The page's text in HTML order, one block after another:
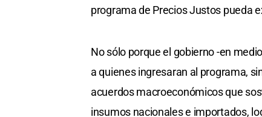
programa de Precios Justos pueda
No sólo porque el gobierno -en
a quienes ingresaran al programa,
acuerdos macroeconómicos que
insumos nacionales e importados,